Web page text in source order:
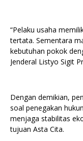
“Pelaku usaha
tertata. Sementara
kebutuhan pokok
Jenderal Listyo Sigit
Dengan demikian,
soal penegakan
menjaga stabilitas
tujuan Asta Cita.